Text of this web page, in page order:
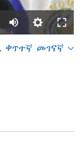
ቀጥተኛ መገናኛ